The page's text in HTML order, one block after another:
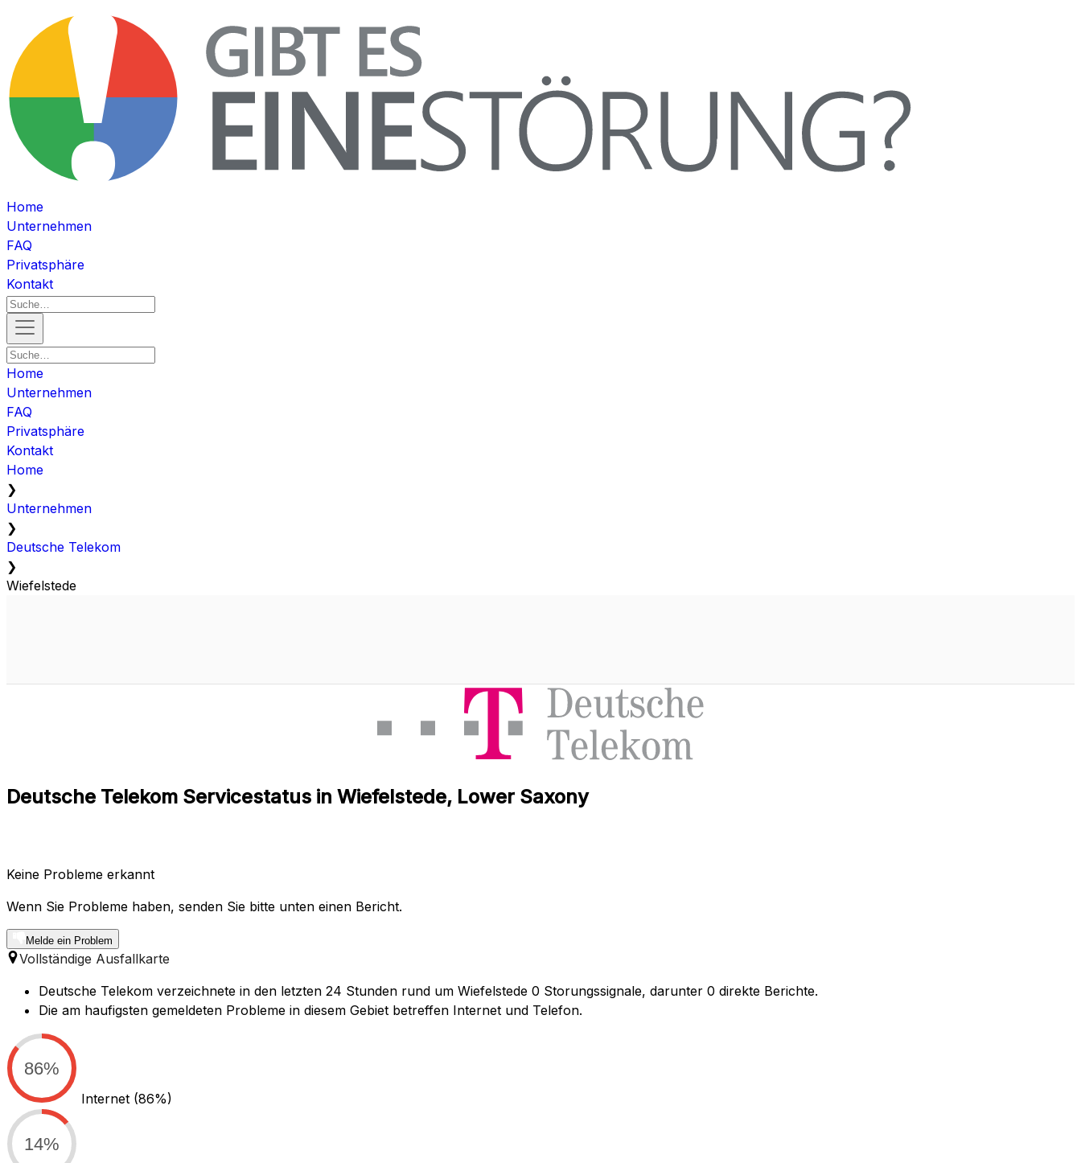
Home
Unternehmen
FAQ
Privatsphäre
Kontakt
Home
Unternehmen
FAQ
Privatsphäre
Kontakt
Home
❯
Unternehmen
❯
Deutsche Telekom
❯
Wiefelstede
Deutsche Telekom Servicestatus in Wiefelstede, Lower Saxony
Keine Probleme erkannt
Wenn Sie Probleme haben, senden Sie bitte unten einen Bericht.
Melde ein Problem
Vollständige Ausfallkarte
Deutsche Telekom verzeichnete in den letzten 24 Stunden rund um Wiefelstede 0 Storungssignale, darunter 0 direkte Berichte.
Die am haufigsten gemeldeten Probleme in diesem Gebiet betreffen Internet und Telefon.
86%
Internet (86%)
14%